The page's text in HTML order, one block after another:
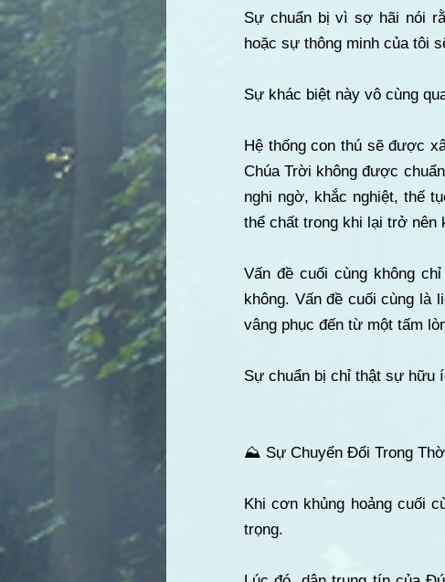
Sự chuẩn bị vì sợ hãi nói
hoặc sự thông minh của tôi
Sự khác biệt này vô cùng
Hệ thống con thú sẽ được
Chúa Trời không được
nghi ngờ, khắc nghiệt, thế
thể chất trong khi lại trở nên
Vấn đề cuối cùng không
không. Vấn đề cuối cùng là
vâng phục đến từ một tấm
Sự chuẩn bị chỉ thật sự hữu
⛰️ Sự Chuyển Đổi Trong
Khi cơn khủng hoảng cuối
trọng.